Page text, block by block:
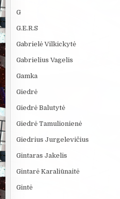
G
G.E.R.S
Gabrielė Vilkickytė
Gabrielius Vagelis
Gamka
Giedrė
Giedrė Balutytė
Giedrė Tamulionienė
Giedrius Jurgelevičius
Gintaras Jakelis
Gintarė Karaliūnaitė
Gintė